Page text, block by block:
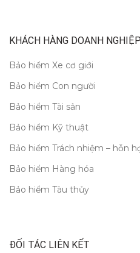
KHÁCH HÀNG DOANH NGHIỆP
Bảo hiểm Xe cơ giới
Bảo hiểm Con người
Bảo hiểm Tài sản
Bảo hiểm Kỹ thuật
Bảo hiểm Trách nhiệm – hỗn
Bảo hiểm Hàng hóa
Bảo hiểm Tàu thủy
ĐỐI TÁC LIÊN KẾT